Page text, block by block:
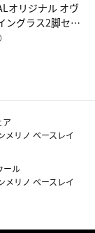
オリジナル オヴ
ングラス2脚セッ
ン）
ア
リノ ベースレイ
ール
リノ ベースレイ